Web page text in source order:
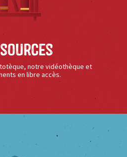
notre vidéothèque et
en libre accès.